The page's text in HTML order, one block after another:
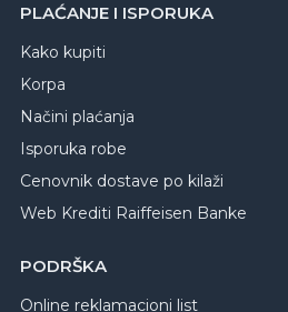
PLAĆANJE I ISPORUKA
Kako kupiti
Korpa
Načini plaćanja
Isporuka robe
Cenovnik dostave po kilaži
Web Krediti Raiffeisen Banke
PODRŠKA
Online reklamacioni list